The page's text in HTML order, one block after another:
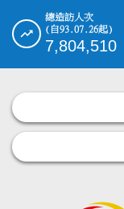
總造訪人次
(自93.07.26起)
7,804,510